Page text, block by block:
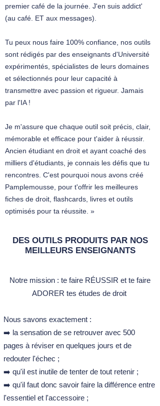
premier café de la journée. J'en suis addict'
(au café. ET aux messages).
Tu peux nous faire 100% confiance, nos outils
sont rédigés par des enseignants d'Université
expérimentés, spécialistes de leurs domaines
et sélectionnés pour leur capacité à
transmettre avec passion et rigueur. Jamais
par l'IA !
Je m'assure que chaque outil soit précis, clair,
mémorable et efficace pour t'aider à réussir.
Ancien étudiant en droit et ayant coaché des
milliers d'étudiants, je connais les défis que tu
rencontres. C'est pourquoi nous avons créé
Pamplemousse, pour t'offrir les meilleures
fiches de droit, flashcards, livres et outils
optimisés pour ta réussite. »
DES OUTILS PRODUITS PAR NOS
MEILLEURS ENSEIGNANTS
Notre mission :​ te faire RÉUSSIR et te faire
ADORER tes études de droit ​
Nous savons exactement :
➡️ la sensation de se retrouver avec 500
pages à réviser en quelques jours et de
redouter l'échec ;
➡️ qu'il est inutile de tenter de tout retenir ;
➡️ qu'il faut donc savoir faire la différence entre
l'essentiel et l'accessoire ;